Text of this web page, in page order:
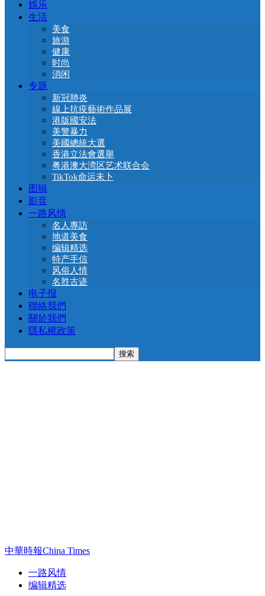
娛乐
生活
美食
旅游
健康
时尚
消闲
专题
新冠肺炎
線上抗疫藝術作品展
港版國安法
美警暴力
美國總統大選
香港立法會選舉
粤港澳大湾区艺术联合会
TikTok命运未卜
图辑
影音
一路风情
名人專訪
地道美食
编辑精选
特产手信
风俗人情
名胜古迹
电子报
聯絡我們
關於我們
隱私權政策
中華時報China Times
一路风情
编辑精选